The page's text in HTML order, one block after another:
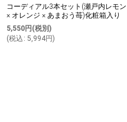
コーディアル3本セット(瀬戸内レモン
× オレンジ × あまおう苺)化粧箱入り
5,550円 (税別)
(税込 : 5,994円)